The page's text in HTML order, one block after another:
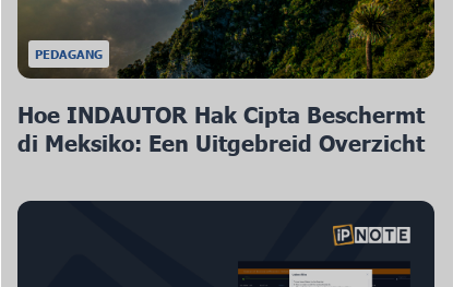
PEDAGANG
Hoe INDAUTOR Hak Cipta Beschermt
di Meksiko: Een Uitgebreid Overzicht